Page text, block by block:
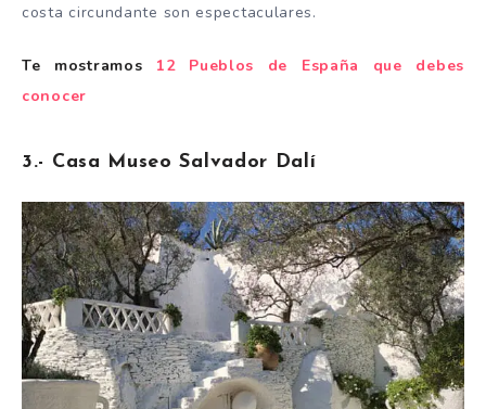
costa circundante son espectaculares.
Te mostramos 12 Pueblos de España que debes
conocer
3.- Casa Museo Salvador Dalí